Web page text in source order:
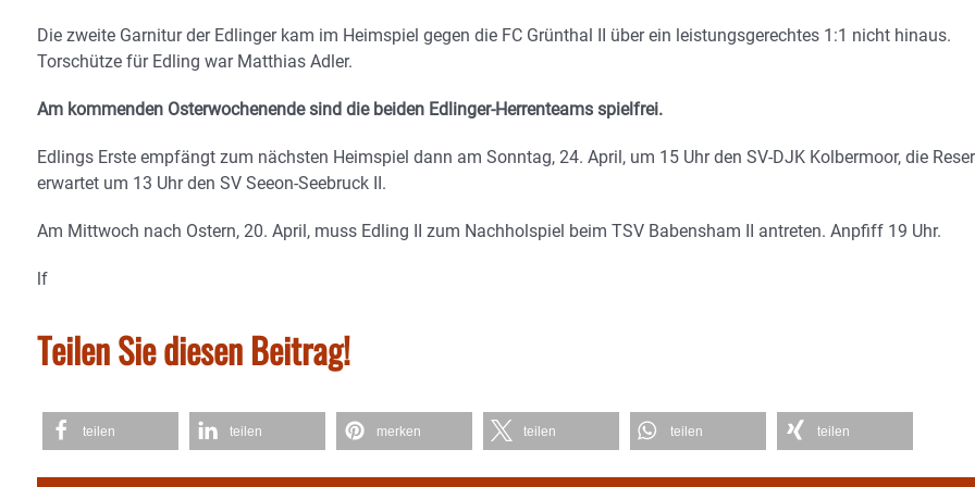
Die zweite Garnitur der Edlinger kam im Heimspiel gegen die FC Grünthal II über ein leistungsgerechtes 1:1 nicht hinaus.
Torschütze für Edling war Matthias Adler.
Am kommenden Osterwochenende sind die beiden Edlinger-Herrenteams spielfrei.
Edlings Erste empfängt zum nächsten Heimspiel dann am Sonntag, 24. April, um 15 Uhr den SV-DJK Kolbermoor, die
erwartet um 13 Uhr den SV Seeon-Seebruck II.
Am Mittwoch nach Ostern, 20. April, muss Edling II zum Nachholspiel beim TSV Babensham II antreten. Anpfiff 19 Uhr.
lf
Teilen Sie diesen Beitrag!
teilen teilen merken teilen teilen teilen